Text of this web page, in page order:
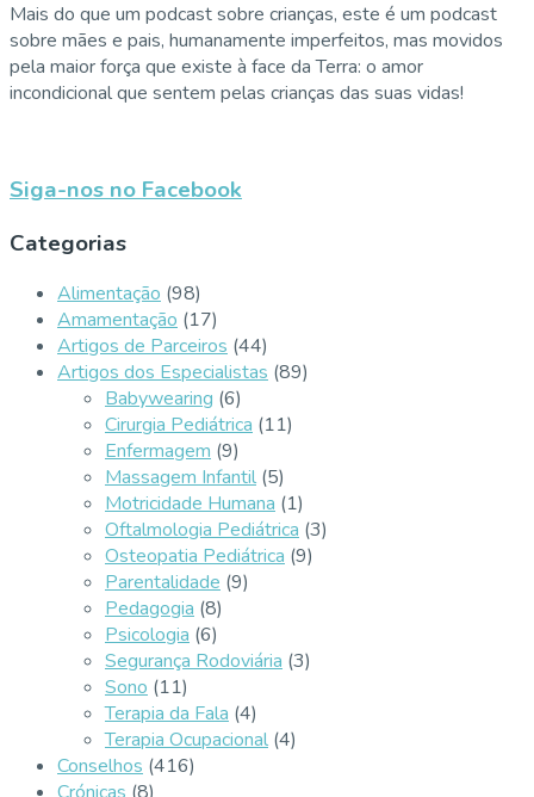
Mais do que um podcast sobre crianças, este é um podcast
sobre mães e pais, humanamente imperfeitos, mas movidos
pela maior força que existe à face da Terra: o amor
incondicional que sentem pelas crianças das suas vidas!
Siga-nos no Facebook
Categorias
Alimentação (98)
Amamentação (17)
Artigos de Parceiros (44)
Artigos dos Especialistas (89)
Babywearing (6)
Cirurgia Pediátrica (11)
Enfermagem (9)
Massagem Infantil (5)
Motricidade Humana (1)
Oftalmologia Pediátrica (3)
Osteopatia Pediátrica (9)
Parentalidade (9)
Pedagogia (8)
Psicologia (6)
Segurança Rodoviária (3)
Sono (11)
Terapia da Fala (4)
Terapia Ocupacional (4)
Conselhos (416)